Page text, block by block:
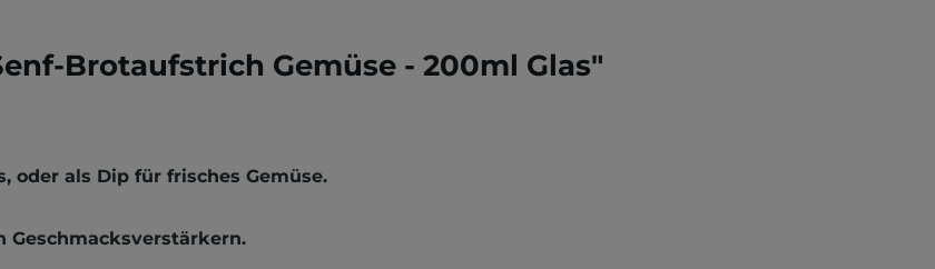
Brotaufstrich Gemüse - 200ml Glas"
oder als Dip für frisches Gemüse.
Geschmacksverstärkern.